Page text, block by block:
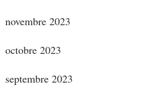
novembre 2023
octobre 2023
septembre 2023